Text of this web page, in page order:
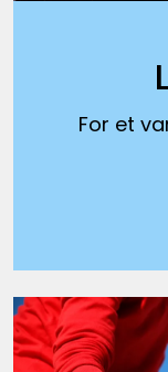
For et